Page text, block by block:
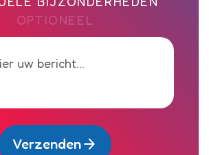
OPTIONEEL
Verzendenarrow_forward